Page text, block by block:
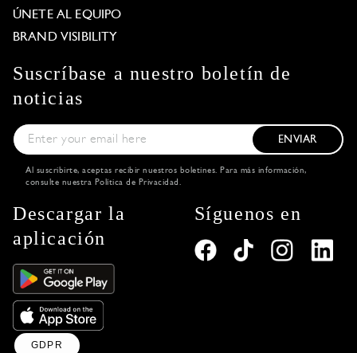
ÚNETE AL EQUIPO
BRAND VISIBILITY
Suscríbase a nuestro boletín de
noticias
ENVIAR
Al suscribirte, aceptas recibir nuestros boletines. Para más información,
consulte nuestra Política de Privacidad .
Descargar la
aplicación
Síguenos en
GDPR